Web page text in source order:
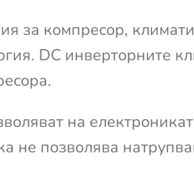
за компресор,
DC инверторните
на
не позволява